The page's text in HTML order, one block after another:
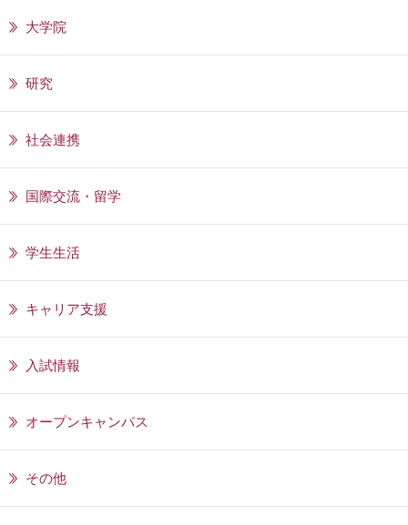
大学院
研究
社会連携
国際交流・留学
学生生活
キャリア支援
入試情報
オープンキャンパス
その他